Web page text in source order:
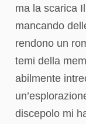
ma la scarica
mancando
rendono un
temi della
abilmente
discepolo mi